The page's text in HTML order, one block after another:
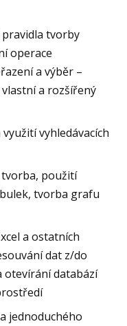
pravidla tvorby
operace
a výběr –
a rozšířený
vyhledávacích
použití
tvorba grafu
a ostatních
dat z/do
otevírání databází
jednoduchého